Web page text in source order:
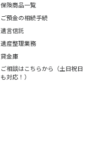
保険商品一覧
ご預金の相続手続
遺言信託
遺産整理業務
貸金庫
ご相談はこちらから（土日祝日
も対応！）